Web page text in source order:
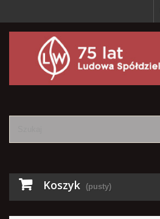
Koszyk (pusty)